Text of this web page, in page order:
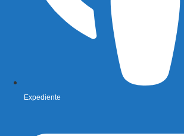
Expediente